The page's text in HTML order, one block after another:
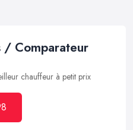
/ Comparateur
chauffeur à petit prix